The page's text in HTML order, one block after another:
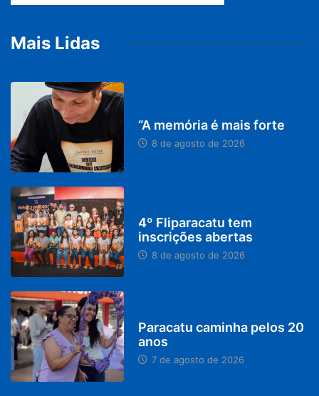
Mais Lidas
“A memória é mais forte
8 de agosto de 2026
4º Fliparacatu tem
inscrições abertas
8 de agosto de 2026
Paracatu caminha pelos 20
anos
7 de agosto de 2026